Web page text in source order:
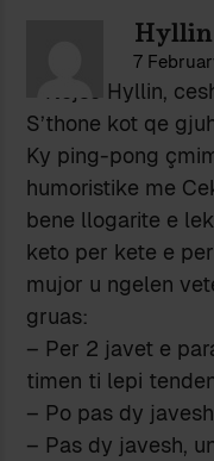
Hyllin
7
”’ Nejse Hyllin,
S’thone kot qe
Ky ping-pong
humoristike me
bene llogarite e
keto per kete e
mujor u ngelen
gruas:
– Per 2 javet e
timen ti lepi
– Po pas dy
– Pas dy javesh,